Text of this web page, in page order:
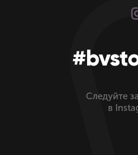
Следуйте
в